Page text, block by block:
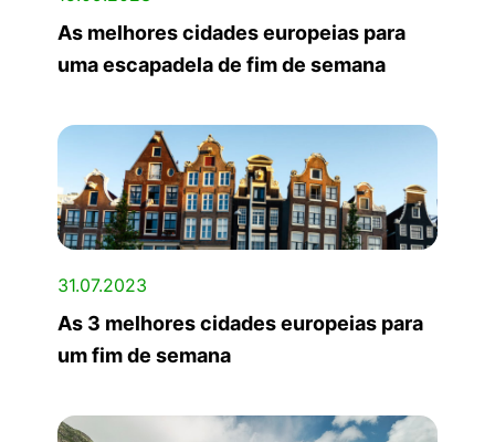
As melhores cidades europeias para
uma escapadela de fim de semana
31.07.2023
As 3 melhores cidades europeias para
um fim de semana